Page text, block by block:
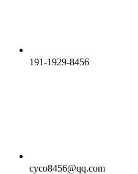
191-1929-8456
cyco8456@qq.com